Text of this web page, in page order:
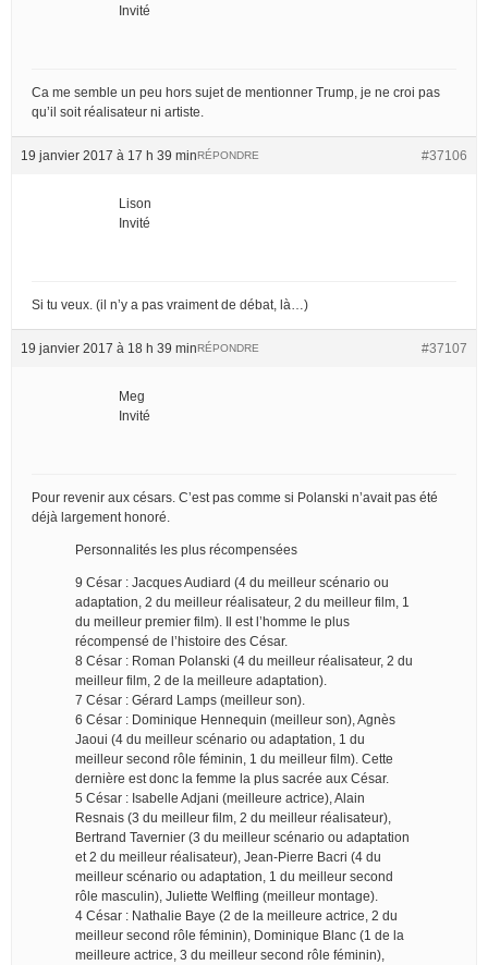
Invité
Ca me semble un peu hors sujet de mentionner Trump, je ne croi pas
qu’il soit réalisateur ni artiste.
19 janvier 2017 à 17 h 39 min #37106
RÉPONDRE
Lison
Invité
Si tu veux. (il n’y a pas vraiment de débat, là…)
19 janvier 2017 à 18 h 39 min #37107
RÉPONDRE
Meg
Invité
Pour revenir aux césars. C’est pas comme si Polanski n’avait pas été
déjà largement honoré.
Personnalités les plus récompensées
9 César : Jacques Audiard (4 du meilleur scénario ou
adaptation, 2 du meilleur réalisateur, 2 du meilleur film, 1
du meilleur premier film). Il est l’homme le plus
récompensé de l’histoire des César.
8 César : Roman Polanski (4 du meilleur réalisateur, 2 du
meilleur film, 2 de la meilleure adaptation).
7 César : Gérard Lamps (meilleur son).
6 César : Dominique Hennequin (meilleur son), Agnès
Jaoui (4 du meilleur scénario ou adaptation, 1 du
meilleur second rôle féminin, 1 du meilleur film). Cette
dernière est donc la femme la plus sacrée aux César.
5 César : Isabelle Adjani (meilleure actrice), Alain
Resnais (3 du meilleur film, 2 du meilleur réalisateur),
Bertrand Tavernier (3 du meilleur scénario ou adaptation
et 2 du meilleur réalisateur), Jean-Pierre Bacri (4 du
meilleur scénario ou adaptation, 1 du meilleur second
rôle masculin), Juliette Welfling (meilleur montage).
4 César : Nathalie Baye (2 de la meilleure actrice, 2 du
meilleur second rôle féminin), Dominique Blanc (1 de la
meilleure actrice, 3 du meilleur second rôle féminin),